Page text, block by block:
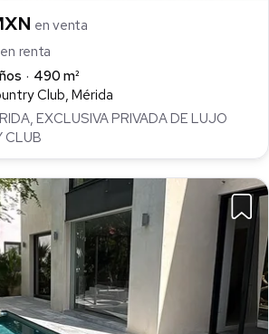
en venta
en renta
490 m²
Club, Mérida
EXCLUSIVA PRIVADA DE LUJO
CLUB